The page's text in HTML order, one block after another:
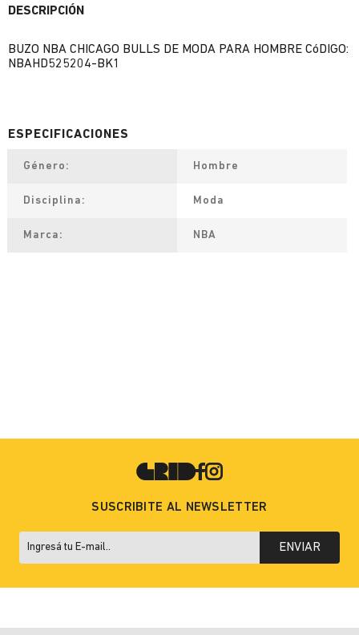
DESCRIPCIÓN
BUZO NBA CHICAGO BULLS DE MODA PARA HOMBRE CóDIGO:
NBAHD525204-BK1
Género Hombre
Disciplina Moda
Marca NBA
SUSCRIBITE AL NEWSLETTER
ENVIAR